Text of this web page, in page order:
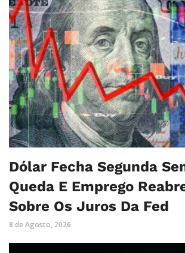
Dólar Fecha Segunda
Queda E Emprego
Sobre Os Juros Da Fed
8 de Agosto, 2026